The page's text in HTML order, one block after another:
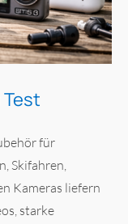
für
Skifahren,
Kameras liefern
starke